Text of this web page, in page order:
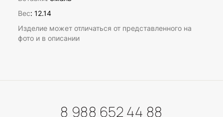
Вес: 12.14
Изделие может отличаться от представленного на
фото и в описании
8 988 652 44 88